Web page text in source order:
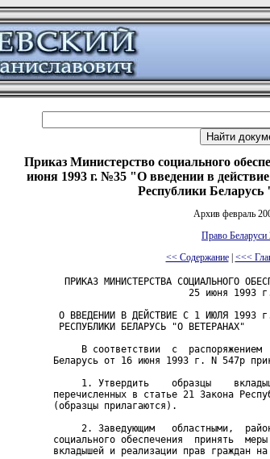
Приказ Министерство социального
июня 1993 г. №35 "О введении в действие
Республики
Архив февраль
Право Беларуси
<< Содержание| <<<
ПРИКАЗ МИНИСТЕРСТВА СОЦИАЛЬНОГО
25 июня 1993
О ВВЕДЕНИИ В ДЕЙСТВИЕ С 1 ИЮЛЯ 1993
РЕСПУБЛИКИ БЕЛАРУСЬ "О ВЕТЕРАНАХ"
В соответствии  с  распоряжением
Беларусь от 16 июня 1993 г. N 547р
1. Утвердить    образцы
перечисленных в статье 21 Закона
(образцы прилагаются).
2. Заведующим   областными,
социального обеспечения  принять
вкладышей и реализации прав граждан